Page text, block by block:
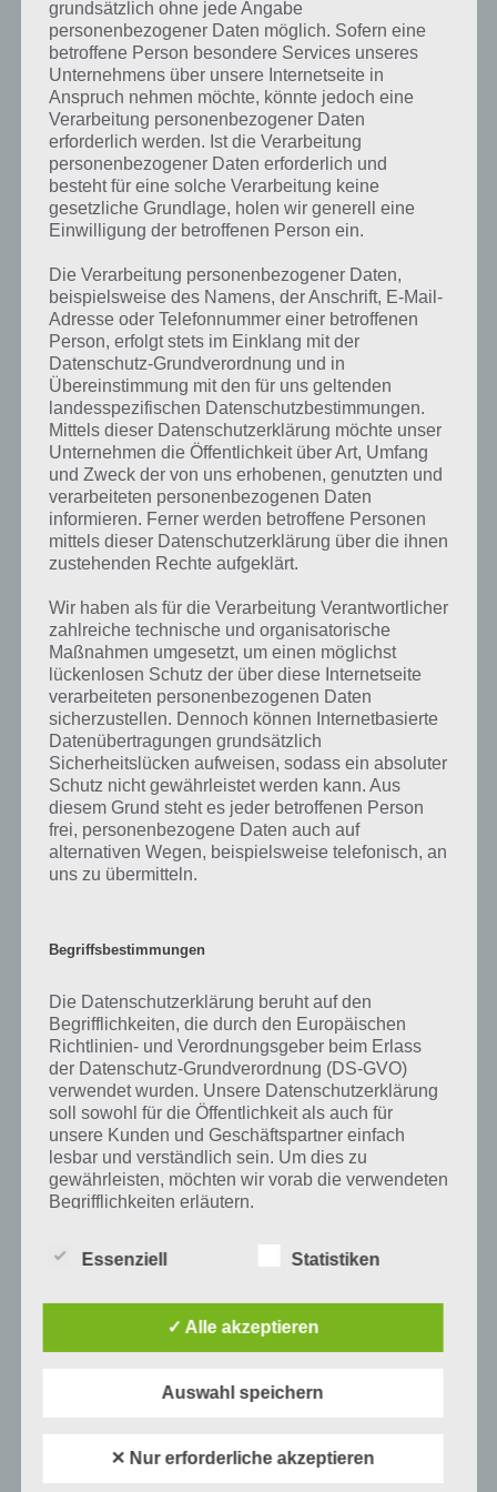
Android erhältlich ist.
Kick the Buddy: No Mercy im iTunes App
Store kaufen
Die Spiele App Kick The Buddy No Mercy kostet im iTunes App Store
0,89 Euro in Deutschland und hat eine Größe von 332 MB. Dabei sei
gesagt, dass es trotz kostenpflichtiger App zahlreiche In App Käufe
gibt. So kann man sich Gold, also die Spielewährung sowie Spin
Packs kaufen. Wer Stress abbauen will, der sollte sich Kick The Buddy
No Mercy aber mal genauer ansehen:
Tweet auf Twitter
Mehr Artikel hier auf Touchportal
grundsätzlich ohne jede Angabe
personenbezogener Daten möglich. Sofern eine
betroffene Person besondere Services unseres
Unternehmens über unsere Internetseite in
Anspruch nehmen möchte, könnte jedoch eine
Verarbeitung personenbezogener Daten
erforderlich werden. Ist die Verarbeitung
personenbezogener Daten erforderlich und
besteht für eine solche Verarbeitung keine
gesetzliche Grundlage, holen wir generell eine
Einwilligung der betroffenen Person ein.
Die Verarbeitung personenbezogener Daten,
beispielsweise des Namens, der Anschrift, E-Mail-
Adresse oder Telefonnummer einer betroffenen
Person, erfolgt stets im Einklang mit der
Datenschutz-Grundverordnung und in
Übereinstimmung mit den für uns geltenden
landesspezifischen Datenschutzbestimmungen.
Mittels dieser Datenschutzerklärung möchte unser
Unternehmen die Öffentlichkeit über Art, Umfang
und Zweck der von uns erhobenen, genutzten und
verarbeiteten personenbezogenen Daten
informieren. Ferner werden betroffene Personen
mittels dieser Datenschutzerklärung über die ihnen
zustehenden Rechte aufgeklärt.
Wir haben als für die Verarbeitung Verantwortlicher
zahlreiche technische und organisatorische
Maßnahmen umgesetzt, um einen möglichst
lückenlosen Schutz der über diese Internetseite
verarbeiteten personenbezogenen Daten
sicherzustellen. Dennoch können Internetbasierte
Datenübertragungen grundsätzlich
Sicherheitslücken aufweisen, sodass ein absoluter
Schutz nicht gewährleistet werden kann. Aus
diesem Grund steht es jeder betroffenen Person
frei, personenbezogene Daten auch auf
alternativen Wegen, beispielsweise telefonisch, an
uns zu übermitteln.
Begriffsbestimmungen
Die Datenschutzerklärung beruht auf den
Begrifflichkeiten, die durch den Europäischen
Richtlinien- und Verordnungsgeber beim Erlass
der Datenschutz-Grundverordnung (DS-GVO)
verwendet wurden. Unsere Datenschutzerklärung
soll sowohl für die Öffentlichkeit als auch für
unsere Kunden und Geschäftspartner einfach
lesbar und verständlich sein. Um dies zu
gewährleisten, möchten wir vorab die verwendeten
Begrifflichkeiten erläutern.
unter anderem die folgenden Begriffe:
Personenbezogene Daten sind alle
Folgenden „betroffene Person") beziehen.
Essenziell Statistiken
✓ Alle akzeptieren
Auswahl speichern
✕ Nur erforderliche akzeptieren